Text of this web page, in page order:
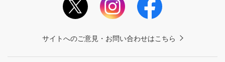
サイトへのご意見・お問い合わせはこちら